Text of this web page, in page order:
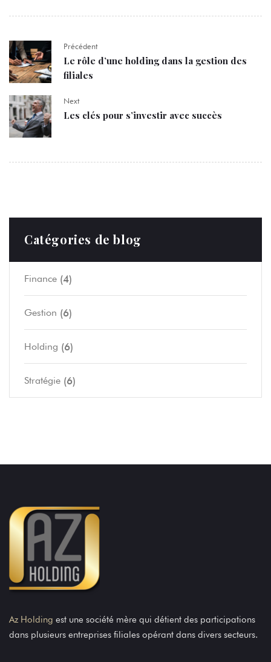
Précédent
Le rôle d’une holding dans la gestion des
filiales
Next
Les clés pour s’investir avec succès
Catégories de blog
Finance (4)
Gestion (6)
Holding (6)
Stratégie (6)
Az Holding est une société mère qui détient des participations
dans plusieurs entreprises filiales opérant dans divers secteurs.